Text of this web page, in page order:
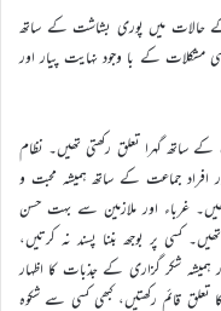
حالات میں پوری بشاشت کے ساتھ
کے با وجود نہایت پیار اور
ساتھ گہرا تعلق رکھتی تھیں۔ نظام
افراد جماعت کے ساتھ ہمیشہ محبت و
غرباء اور ملازمین سے بہت حسن
کسی پر بوجھ بننا پسند نہ کرتیں،
شکر گزاری کے جذبات کا اظہار
قائم رکھتیں، کبھی کسی سے شکوہ